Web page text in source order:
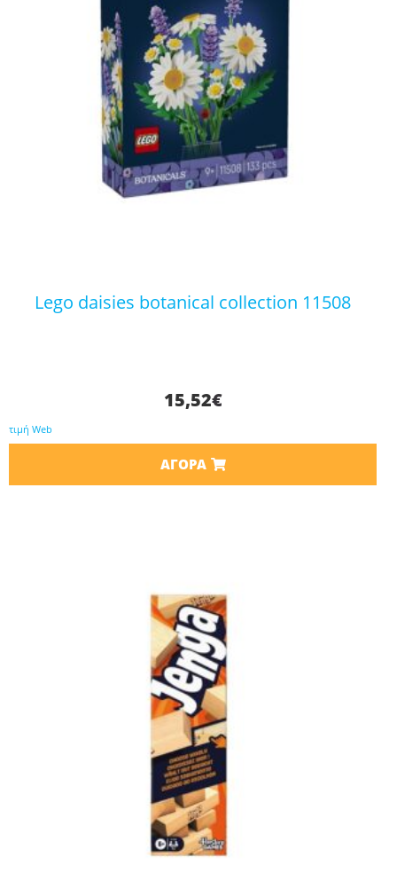
lego daisies botanical collection 11508
15,52€
τιμή Web
ΑΓΟΡΆ